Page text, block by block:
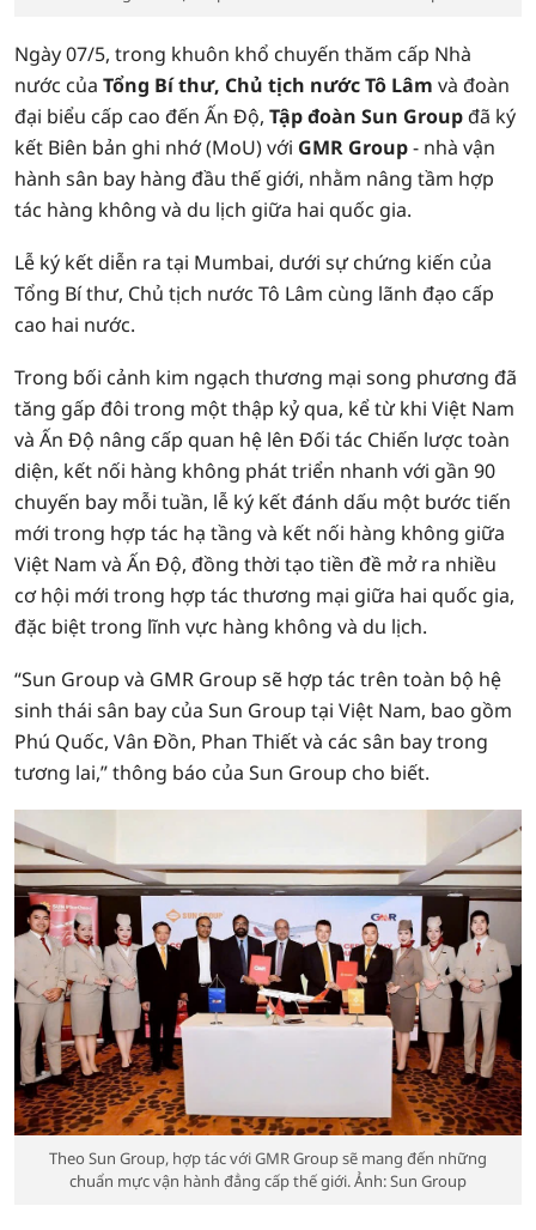
Ngày 07/5, trong khuôn khổ chuyến thăm cấp Nhà
nước của Tổng Bí thư, Chủ tịch nước Tô Lâm và đoàn
đại biểu cấp cao đến Ấn Độ, Tập đoàn Sun Groupđã ký
kết Biên bản ghi nhớ (MoU) với GMR Group- nhà vận
hành sân bay hàng đầu thế giới, nhằm nâng tầm hợp
tác hàng không và du lịch giữa hai quốc gia.
Lễ ký kết diễn ra tại Mumbai, dưới sự chứng kiến của
Tổng Bí thư, Chủ tịch nước Tô Lâm cùng lãnh đạo cấp
cao hai nước.
Trong bối cảnh kim ngạch thương mại song phương đã
tăng gấp đôi trong một thập kỷ qua, kể từ khi Việt Nam
và Ấn Độ nâng cấp quan hệ lên Đối tác Chiến lược toàn
diện, kết nối hàng không phát triển nhanh với gần 90
chuyến bay mỗi tuần, lễ ký kết đánh dấu một bước tiến
mới trong hợp tác hạ tầng và kết nối hàng không giữa
Việt Nam và Ấn Độ, đồng thời tạo tiền đề mở ra nhiều
cơ hội mới trong hợp tác thương mại giữa hai quốc gia,
đặc biệt trong lĩnh vực hàng không và du lịch.
“Sun Group và GMR Group sẽ hợp tác trên toàn bộ hệ
sinh thái sân bay của Sun Group tại Việt Nam, bao gồm
Phú Quốc, Vân Đồn, Phan Thiết và các sân bay trong
tương lai,” thông báo của Sun Group cho biết.
Theo Sun Group, hợp tác với GMR Group sẽ mang đến những
chuẩn mực vận hành đẳng cấp thế giới. Ảnh: Sun Group